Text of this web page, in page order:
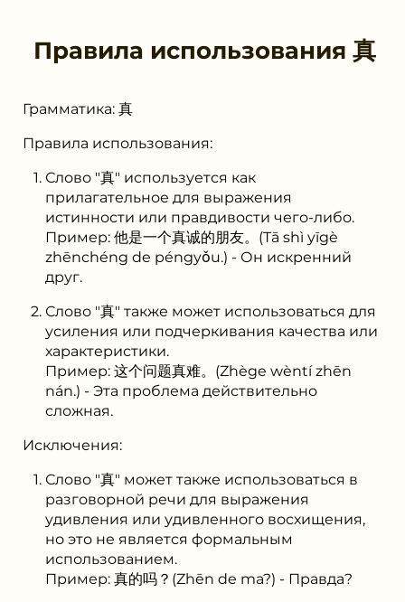
Правила использования 真
Грамматика: 真
Правила использования:
Слово "真" используется как
прилагательное для выражения
истинности или правдивости чего-либо.
Пример: 他是一个真诚的朋友。(Tā shì yīgè
zhēnchéng de péngyǒu.) - Он искренний
друг.
Слово "真" также может использоваться для
усиления или подчеркивания качества или
характеристики.
Пример: 这个问题真难。(Zhège wèntí zhēn
nán.) - Эта проблема действительно
сложная.
Исключения:
Слово "真" может также использоваться в
разговорной речи для выражения
удивления или удивленного восхищения,
но это не является формальным
использованием.
Пример: 真的吗？(Zhēn de ma?) - Правда?